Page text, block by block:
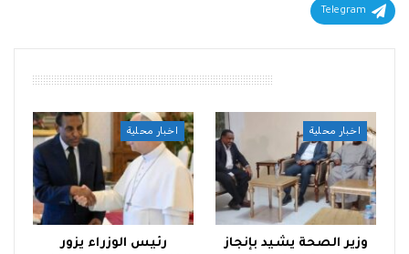
Telegram
اخبار محلية
وزير الصحة يشيد بإنجاز
اخبار محلية
رئيس الوزراء يزور